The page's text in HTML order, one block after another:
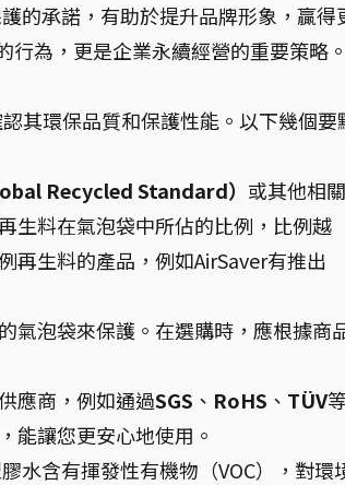
的承諾，有助於提升品牌形象，贏得
行為，更是企業永續經營的重要策略。
其環保品質和保護性能。以下幾個要
Recycled Standard） 或其他相關
生料在氣泡袋中所佔的比例，比例越
再生料的產品，例如AirSaver有推出
氣泡袋來保護。在選購時，應根據商
應商，例如通過SGS 、 RoHS 、 TÜV等
能讓您更安心地使用。
水含有揮發性有機物（VOC），對環